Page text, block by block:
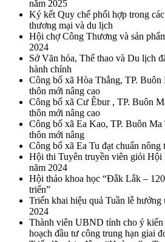
năm 2025
Ký kết Quy chế phối hợp trong
thương mại và du lịch
Hội chợ Công Thương và sản
2024
Sở Văn hóa, Thể thao và Du lịch
hành chính
Công bố xã Hòa Thắng, TP.
thôn mới nâng cao
Công bố xã Cư Êbur , TP. Buôn
thôn mới nâng cao
Công bố xã Ea Kao, TP. Buôn Ma
thôn mới nâng
Công bố xã Ea Tu đạt chuẩn nông
Hội thi Tuyên truyền viên giỏi
năm 2024
Hội thảo khoa học “Đắk Lắk –
triển”
Triển khai hiệu quả Tuần lễ hưởng
2024
Thành viên UBND tỉnh cho ý
hoạch đầu tư công trung hạn giai